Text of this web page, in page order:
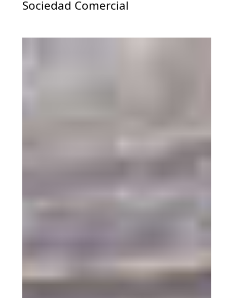
Sociedad Comercial